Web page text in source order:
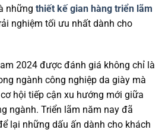
những thiết kế gian hàng triển lãm
nghiệm tối ưu nhất dành cho
2024 được đánh giá không chỉ là
ngành công nghiệp da giày mà
hội tiếp cận xu hướng mới giữa
ngành. Triển lãm năm nay đã
lại những dấu ấn dành cho khách